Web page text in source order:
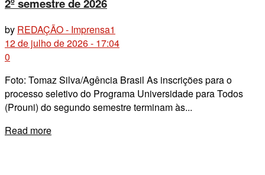
2º semestre de 2026
by REDAÇÃO - Imprensa1
12 de julho de 2026 - 17:04
0
Foto: Tomaz Silva/Agência Brasil As inscrições para o
processo seletivo do Programa Universidade para Todos
(Prouni) do segundo semestre terminam às...
Read moreDetails